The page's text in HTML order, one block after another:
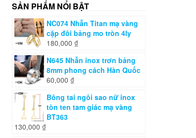
SẢN PHẨM NỔI BẬT
NC074 Nhẫn Titan mạ vàng
cặp đôi bảng mo tròn 4ly
180,000 ₫
N645 Nhẫn inox trơn bảng
8mm phong cách Hàn Quốc
60,000 ₫
Bông tai ngôi sao nữ inox
tòn ten tam giác mạ vàng
BT363
130,000 ₫